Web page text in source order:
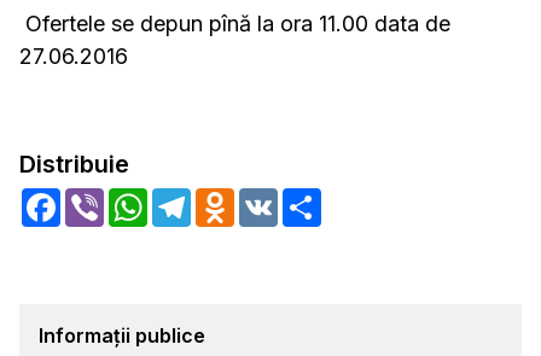
Ofertele se depun pînă la ora 11.00 data de
27.06.2016
Distribuie
Facebook
Viber WhatsApp
TelegramOdnoklassniki
VK
Informații publice